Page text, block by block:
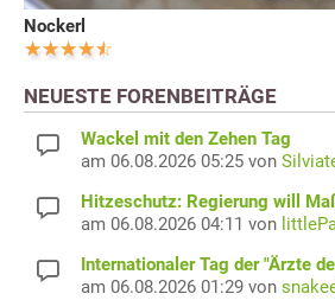
Nockerl
NEUESTE FORENBEITRÄGE
Wackel mit den Zehen Tag
am 06.08.2026 05:25 von
Hitzeschutz: Regierung will
am 06.08.2026 04:11 von
Internationaler Tag der "Ärzte
am 06.08.2026 01:29 von